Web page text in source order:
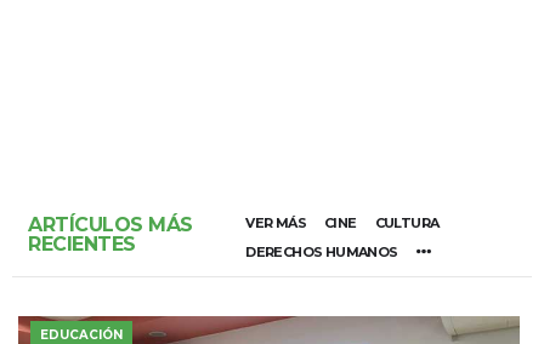
ARTÍCULOS MÁS
RECIENTES
VER MÁS CINE
CULTURA
DERECHOS HUMANOS
EDUCACIÓN